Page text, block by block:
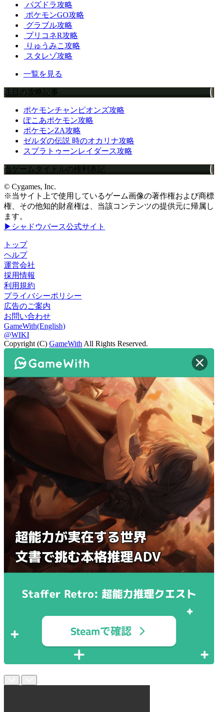
パズドラ攻略
ポケモンGO攻略
グラブル攻略
プリコネR攻略
りゅうみこ攻略
スタレゾ攻略
一覧を見る
注目の攻略記事
ポケモンチャンピオンズ攻略
ぽこあポケモン攻略
ポケモンZA攻略
ゼルダの伝説 時のオカリナ攻略
スプラトゥーンレイダース攻略
当ゲームタイトルの権利表記
© Cygames, Inc.
※当サイト上で使用しているゲーム画像の著作権および商標
権、その他知的財産権は、当該コンテンツの提供元に帰属し
ます。
▶シャドウバース公式サイト
トップ
ヘルプ
運営会社
採用情報
利用規約
プライバシーポリシー
広告のご案内
お問い合わせ
GameWith(English)
@WIKI
Copyright (C) GameWith All Rights Reserved.